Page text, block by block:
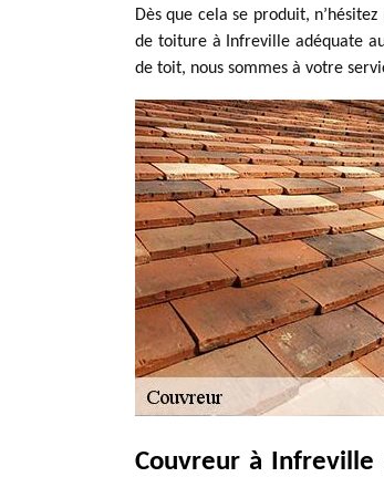
Dès que cela se produit,
de toiture à Infreville adéquate
de toit, nous sommes à votre
Couvreur à